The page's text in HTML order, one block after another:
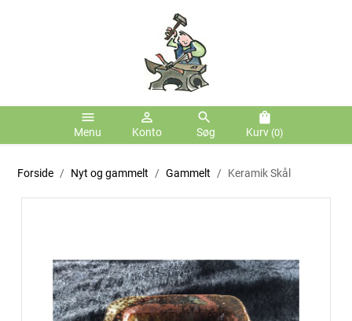
menu
Menu
person_outline
Konto
search
Søg
shopping_bag
Kurv (0)
Forside Nyt og gammelt Gammelt Keramik Skål